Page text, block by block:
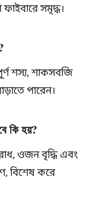
সমৃদ্ধ।
শস্য, শাকসবজি
পারেন।
কি হয়?
ওজন বৃদ্ধি এবং
বিশেষ করে